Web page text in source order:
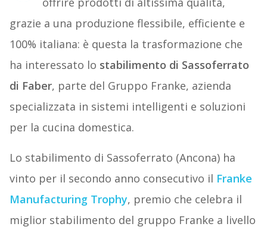
grazie a una produzione flessibile, efficiente e
100% italiana: è questa la trasformazione che
ha interessato lo stabilimento di Sassoferrato
di Faber, parte del Gruppo Franke, azienda
specializzata in sistemi intelligenti e soluzioni
per la cucina domestica.
Lo stabilimento di Sassoferrato (Ancona) ha
vinto per il secondo anno consecutivo il Franke
Manufacturing Trophy, premio che celebra il
miglior stabilimento del gruppo Franke a livello